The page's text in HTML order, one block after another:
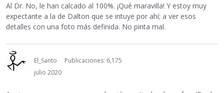
Al Dr. No, le han calcado al 100%. ¡Qué maravilla! Y estoy muy
expectante a la de Dalton que se intuye por ahí; a ver esos
detalles con una foto más definida. No pinta mal.
El_Santo
Publicaciones: 6,175
julio 2020